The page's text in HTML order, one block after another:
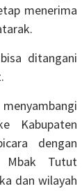
menerima
ditangani
Kabupaten
dengan
Mbak Tutut
dan wilayah